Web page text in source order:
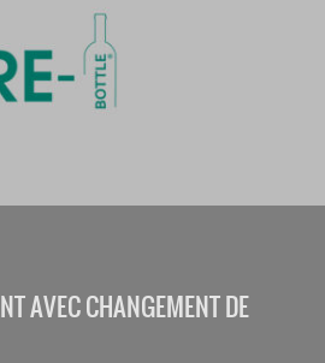
AVEC CHANGEMENT DE